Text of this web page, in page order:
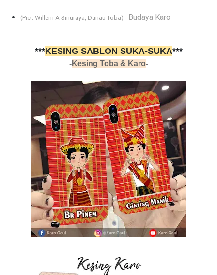
(Pic : Willem A Sinuraya, Danau Toba) - Budaya Karo
***KESING SABLON SUKA-SUKA***
-Kesing Toba & Karo-